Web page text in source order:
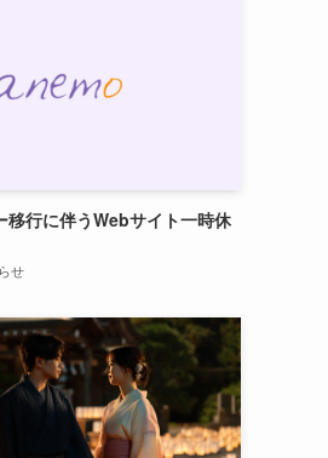
移行に伴うWebサイト一時休
せ